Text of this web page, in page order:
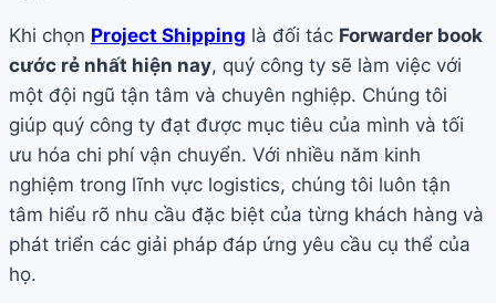
Khi chọn Project Shipping là đối tác Forwarder book
cước rẻ nhất hiện nay, quý công ty sẽ làm việc với
một đội ngũ tận tâm và chuyên nghiệp. Chúng tôi
giúp quý công ty đạt được mục tiêu của mình và tối
ưu hóa chi phí vận chuyển. Với nhiều năm kinh
nghiệm trong lĩnh vực logistics, chúng tôi luôn tận
tâm hiểu rõ nhu cầu đặc biệt của từng khách hàng và
phát triển các giải pháp đáp ứng yêu cầu cụ thể của
họ.